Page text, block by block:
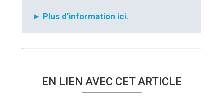
► Plus d’information ici.
EN LIEN AVEC CET ARTICLE